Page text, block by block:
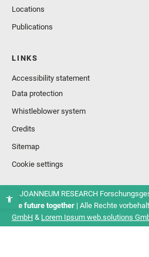
Locations
Publications
LINKS
Accessibility statement
Data protection
Whistleblower system
Credits
Sitemap
Cookie settings
© JOANNEUM RESEARCH
the future together | Alle Rechte
GmbH & Lorem Ipsum web.solutions